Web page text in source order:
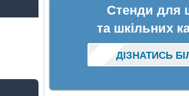
Стенди для
та шкільних
ДІЗНАТИСЬ